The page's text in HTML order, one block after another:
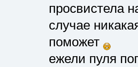
просвистела
случае
поможет
ежели пуля